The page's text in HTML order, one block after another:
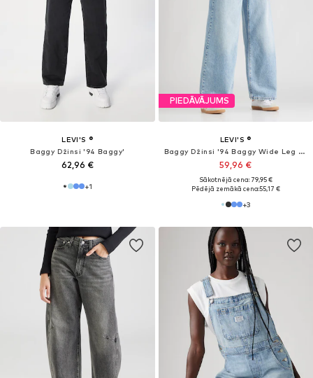
LEVI'S ®
Baggy Džinsi '94 Baggy'
62,96 €
+1
PIEDĀVĀJUMS
LEVI'S ®
Baggy Džinsi '94 Baggy Wide Leg Jeans'
59,96 €
Sākotnējā cena: 79,95 €
Pēdējā zemākā cena:55,17 €
+3